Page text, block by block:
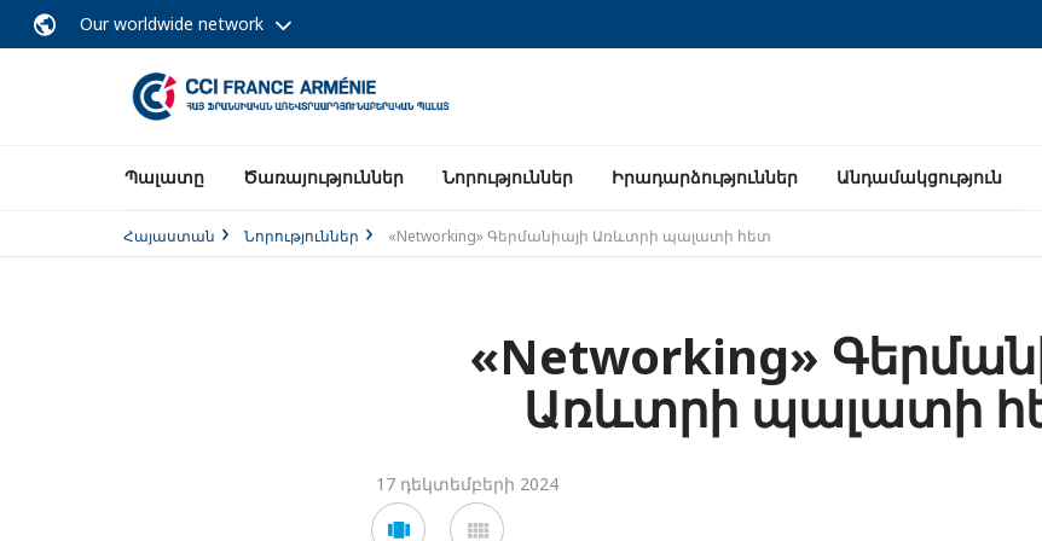
Our worldwide network
Պալատը Ծառայություններ Նորություններ Իրադարձություններ Անդամակցություն
Հայաստան Նորություններ «Networking» Գերմանիայի Առևտրի պալատի հետ
«Networking»
Առևտրի պալատի
17 դեկտեմբերի 2024
Voir